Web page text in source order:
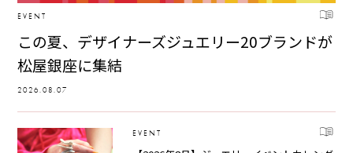
EVENT
この夏、デザイナーズジュエリー20ブランドが
松屋銀座に集結
2026.08.07
EVENT